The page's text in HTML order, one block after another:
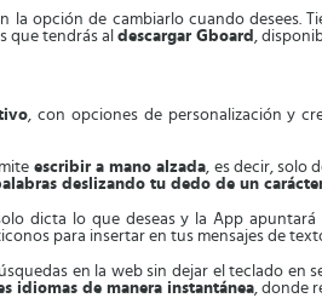
la opción de cambiarlo cuando desees.
que tendrás al descargar Gboard ,
, con opciones de personalización y
escribir a mano alzada, es decir, solo
deslizando tu dedo de un
dicta lo que deseas y la App
para insertar en tus mensajes de
en la web sin dejar el teclado
idiomas de manera instantánea, donde